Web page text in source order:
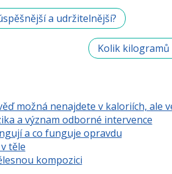
a udržitelnější?
Kolik
možná nenajdete v kaloriích, ale
a význam odborné intervence
a co funguje opravdu
těle
kompozici